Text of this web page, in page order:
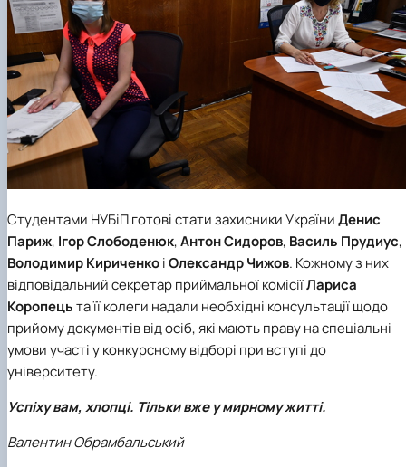
Студентами НУБіП готові стати захисники УкраїниДенис
Париж, Ігор Слободенюк,Антон Сидоров, Василь Прудиус,
Володимир КириченкоіОлександр Чижов. Кожному з них
відповідальний секретар приймальної комісіїЛариса
Коропецьта її колеги надали необхідні консультації щодо
прийому документів від осіб, які мають праву на спеціальні
умови участі у конкурсному відборі при вступі до
університету.
Успіху вам, хлопці. Тільки вже у мирному житті.
Валентин Обрамбальський